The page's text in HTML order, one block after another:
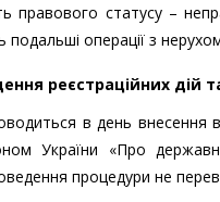
правового статусу –
подальші операції з
реєстраційних дій
в день внесення
України «Про
процедури не